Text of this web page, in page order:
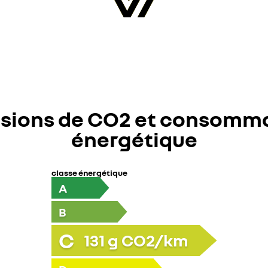
de CO2 et
énergétique
classe énergétique
A
B
C 131 g CO2/km